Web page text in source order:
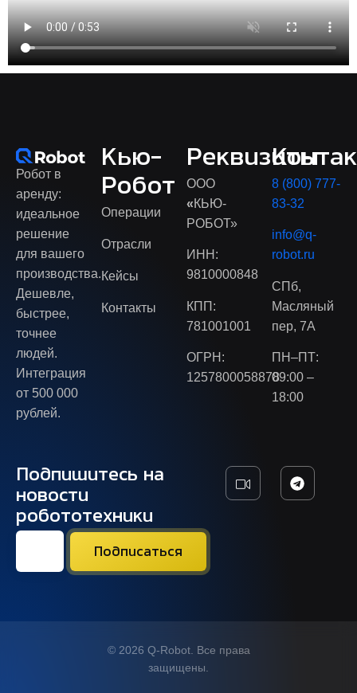
Робот в
аренду:
идеальное
решение
для вашего
производства.
Дешевле,
быстрее,
точнее
людей.
Интеграция
от 500 000
рублей.
Кью-
Робот
Операции
Отрасли
Кейсы
Контакты
Реквизиты
ООО
«КЬЮ-
РОБОТ»
ИНН:
9810000848
КПП:
781001001
ОГРН:
1257800058878
8 (800) 777-
83-32
info@q-
robot.ru
СПб,
Масляный
пер, 7А
ПН–ПТ:
09:00 –
18:00
Подпишитесь на
новости
робототехники
© 2026 Q-Robot. Все права
защищены.